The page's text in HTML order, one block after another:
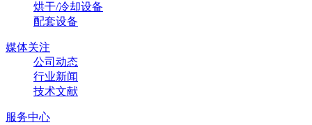
烘干/冷却设备
配套设备
媒体关注
公司动态
行业新闻
技术文献
服务中心